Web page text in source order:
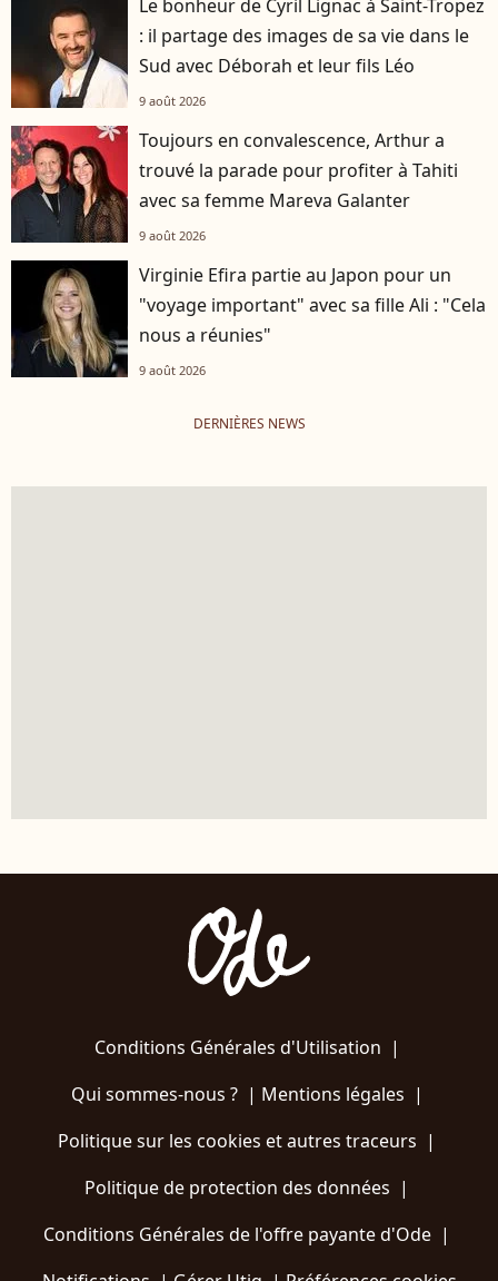
Le bonheur de Cyril Lignac à Saint-Tropez
: il partage des images de sa vie dans le
Sud avec Déborah et leur fils Léo
9 août 2026
Toujours en convalescence, Arthur a
trouvé la parade pour profiter à Tahiti
avec sa femme Mareva Galanter
9 août 2026
Virginie Efira partie au Japon pour un
"voyage important" avec sa fille Ali : "Cela
nous a réunies"
9 août 2026
DERNIÈRES NEWS
Conditions Générales d'Utilisation |
Qui sommes-nous ?| Mentions légales |
Politique sur les cookies et autres traceurs |
Politique de protection des données |
Conditions Générales de l'offre payante d'Ode |